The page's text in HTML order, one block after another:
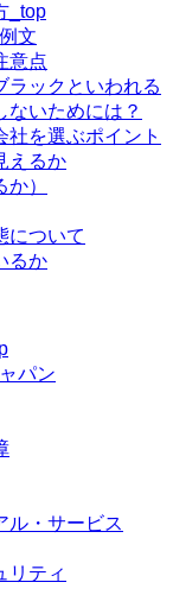
_top
文
意点
ラックといわれる
ないためには？
社を選ぶポイント
えるか
）
について
るか
パン
ル・サービス
リティ